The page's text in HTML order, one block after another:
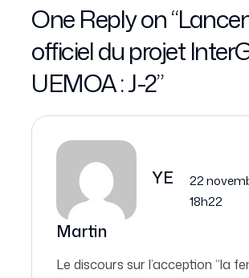
One Reply on “
officiel du projet
UEMOA : J-2”
YE
Martin
22
18h22
Le discours sur l’acception “la